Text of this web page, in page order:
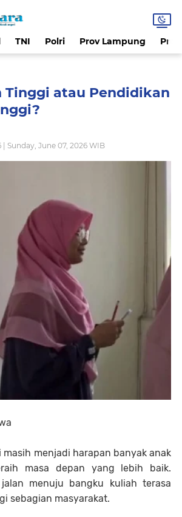
TNI Polri Prov Lampung
Tinggi atau Pendidikan
| Sunday, June 07, 2026 WIB
menjadi harapan banyak anak
masa depan yang lebih baik.
menuju bangku kuliah terasa
sebagian masyarakat.